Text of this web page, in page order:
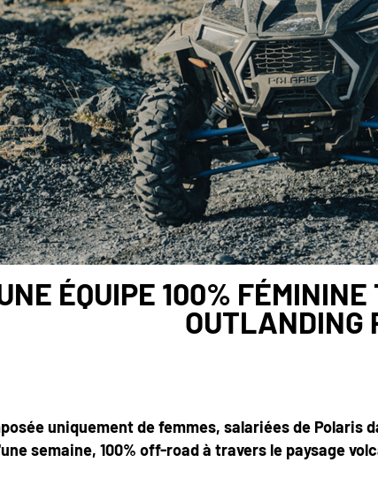
ÉQUIPE 100%
OUTLANDING
uniquement de femmes, salariées de
semaine, 100% off-road à travers le paysage